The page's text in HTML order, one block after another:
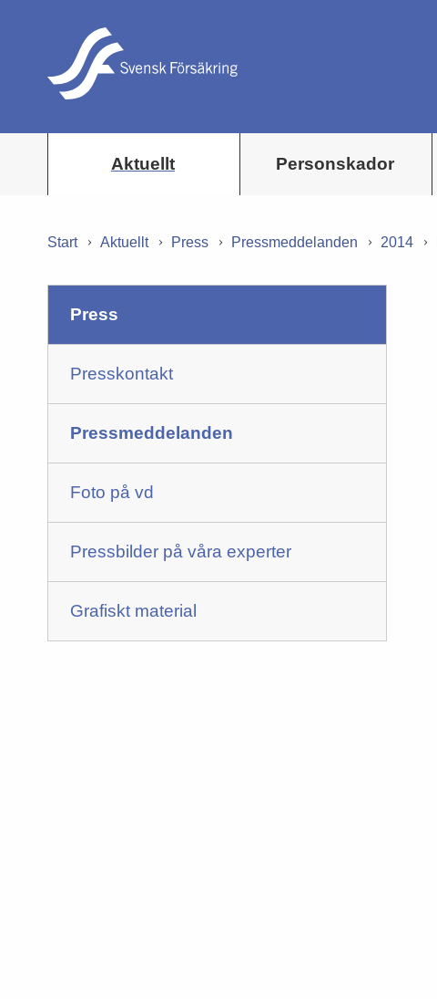
Aktuellt Personskador
Start Aktuellt Press Pressmeddelanden 2014
press
Presskontakt
Pressmeddelanden
Foto på vd
Pressbilder på våra experter
Grafiskt material